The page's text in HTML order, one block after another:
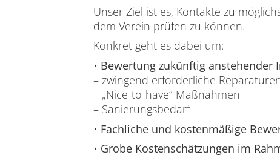
Unser Ziel ist es, Kontakte zu
dem Verein prüfen zu können.
Konkret geht es dabei um:
• Bewertung zukünftig anstehender
– zwingend erforderliche
– „Nice-to-have“-Maßnahmen
– Sanierungsbedarf
• Fachliche und kostenmäßige
• Grobe Kostenschätzungen im